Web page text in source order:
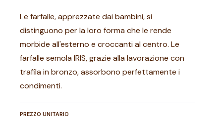
Le farfalle, apprezzate dai bambini, si
distinguono per la loro forma che le rende
morbide all'esterno e croccanti al centro. Le
farfalle semola IRIS, grazie alla lavorazione con
trafila in bronzo, assorbono perfettamente i
condimenti.
PREZZO UNITARIO